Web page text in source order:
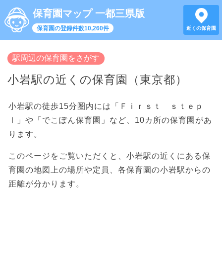
保育園マップ 一都三県版
保育園の登録件数10,260件 近くの保育園
駅周辺の保育園をさがす
小岩駅の近くの保育園（東京都）
小岩駅の徒歩15分圏内には「Ｆｉｒｓｔ ｓｔｅｐ
Ⅰ」や「でこぽん保育園」など、10カ所の保育園があ
ります。
このページをご覧いただくと、小岩駅の近くにある保
育園の地図上の場所や定員、各保育園の小岩駅からの
距離が分かります。